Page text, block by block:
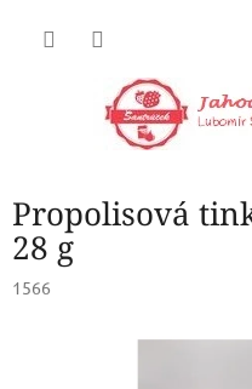
Propolisová
28 g
1566